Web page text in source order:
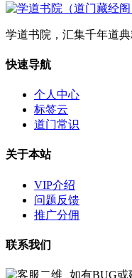
学道书院，汇集千年道
快速导航
个人中心
标签云
道门常识
关于本站
VIP介绍
问题反馈
推广分佣
联系我们
如有BUG或